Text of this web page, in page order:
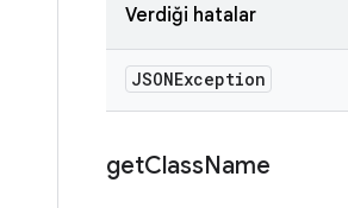
Verdiği hatalar
JSONException
getClassName